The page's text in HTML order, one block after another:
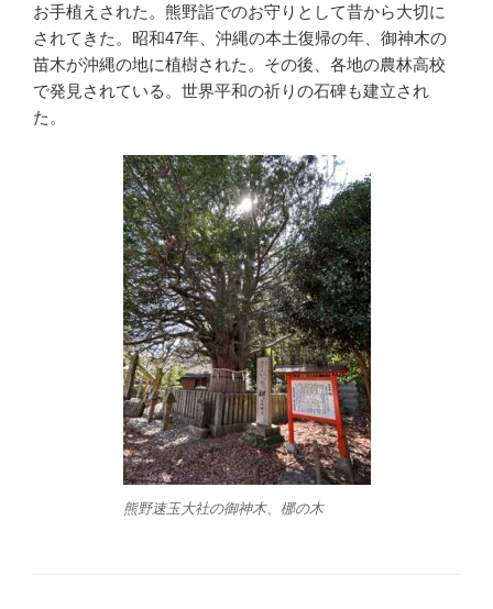
お手植えされた。熊野詣でのお守りとして昔から大切に
されてきた。昭和47年、沖縄の本土復帰の年、御神木の
苗木が沖縄の地に植樹された。その後、各地の農林高校
で発見されている。世界平和の祈りの石碑も建立され
た。
熊野速玉大社の御神木、梛の木